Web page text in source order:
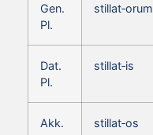
Gen.
Pl.
stillat‑orum
Dat.
Pl.
stillat‑is
Akk.
stillat‑os